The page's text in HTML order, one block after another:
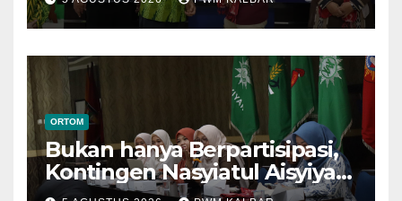
Semarang
ORTOM
Bukan hanya Berpartisipasi,
Kontingen Nasyiatul Aisyiyah
Kalbar Perjuangkan Program